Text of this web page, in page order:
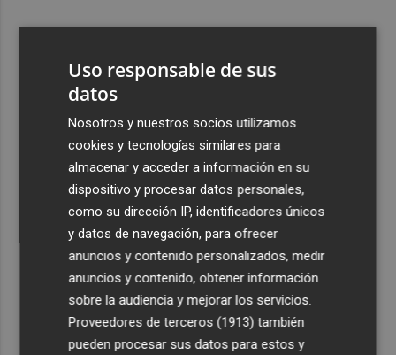
Foios se vuelca con Ferran Torres
Las '200 vidas' que llevaron a Paco Rabal de Águilas a la
cima del cine: un documental recupera la voz y la mirada
del actor
Recibe toda la actualidad de
Plaza Podcast en tu correo
Uso responsable de sus
datos
Nosotros y nuestros socios utilizamos
cookies y tecnologías similares para
almacenar y acceder a información en su
dispositivo y procesar datos personales,
como su dirección IP, identificadores únicos
y datos de navegación, para ofrecer
anuncios y contenido personalizados, medir
anuncios y contenido, obtener información
sobre la audiencia y mejorar los servicios.
Proveedores de terceros (1913) también
pueden procesar sus datos para estos y